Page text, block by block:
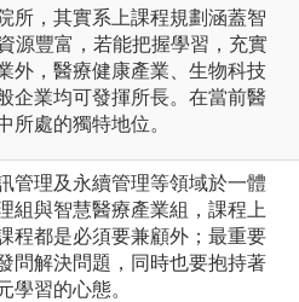
所，其實系上課程規劃涵蓋智
源豐富，若能把握學習，充實
外，醫療健康產業、生物科技
企業均可發揮所長。在當前醫
所處的獨特地位。
管理及永續管理等領域於一體
組與智慧醫療產業組，課程上
程都是必須要兼顧外；最重要
問解決問題，同時也要抱持著
學習的心態。